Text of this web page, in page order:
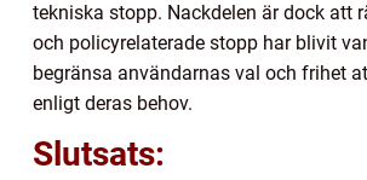
tekniska stopp. Nackdelen är dock att
och policyrelaterade stopp har blivit
begränsa användarnas val och frihet
enligt deras behov.
Slutsats: